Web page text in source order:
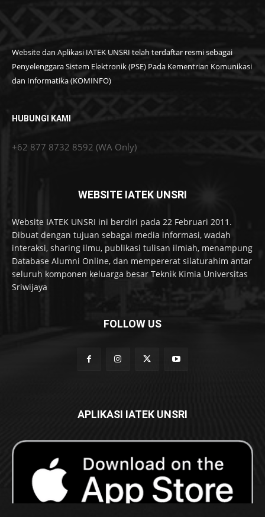
Website dan Aplikasi IATEK UNSRI telah terdaftar resmi sebagai
Penyelenggara Sistem Elektronik (PSE) Pada Kementrian Komunikasi
dan Informatika (KOMINFO)
HUBUNGI KAMI
+62 877 8732 8592 (WA Only)
WEBSITE IATEK UNSRI
Website IATEK UNSRI ini berdiri pada 22 Februari 2011.
Dibuat dengan tujuan sebagai media informasi, wadah
interaksi, sharing ilmu, publikasi tulisan ilmiah, menampung
Database Alumni Online, dan mempererat silaturahim antar
seluruh komponen keluarga besar Teknik Kimia Universitas
Sriwijaya
FOLLOW US
APLIKASI IATEK UNSRI